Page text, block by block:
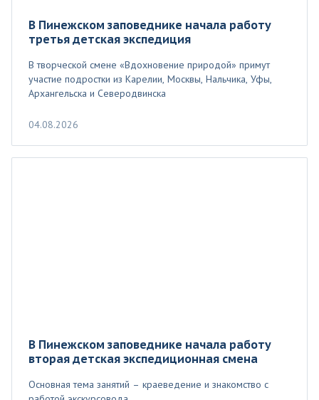
В Пинежском заповеднике начала работу
третья детская экспедиция
В творческой смене «Вдохновение природой» примут
участие подростки из Карелии, Москвы, Нальчика, Уфы,
Архангельска и Северодвинска
04.08.2026
В Пинежском заповеднике начала работу
вторая детская экспедиционная смена
Основная тема занятий – краеведение и знакомство с